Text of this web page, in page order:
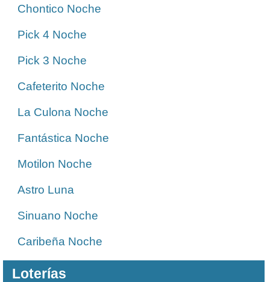
Chontico Noche
Pick 4 Noche
Pick 3 Noche
Cafeterito Noche
La Culona Noche
Fantástica Noche
Motilon Noche
Astro Luna
Sinuano Noche
Caribeña Noche
Loterías